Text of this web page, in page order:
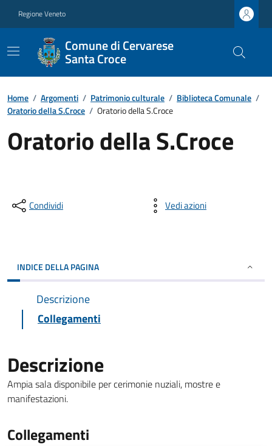
Regione Veneto
Comune di Cervarese
Santa Croce
Home / Argomenti / Patrimonio culturale / Biblioteca Comunale /
Oratorio della S.Croce / Oratorio della S.Croce
Oratorio della S.Croce
Condividi Vedi azioni
INDICE DELLA PAGINA
Descrizione
Collegamenti
Descrizione
Ampia sala disponibile per cerimonie nuziali, mostre e
manifestazioni.
Collegamenti